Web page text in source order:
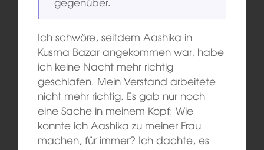
Ich schwöre, seitdem Aashika in
Kusma Bazar angekommen war, habe
ich keine Nacht mehr richtig
geschlafen. Mein Verstand arbeitete
nicht mehr richtig. Es gab nur noch
eine Sache in meinem Kopf: Wie
konnte ich Aashika zu meiner Frau
machen, für immer? Ich dachte, es